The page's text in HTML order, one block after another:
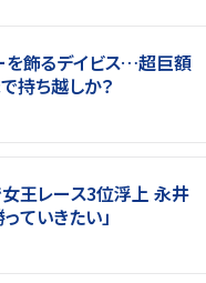
を飾るデイビス…超巨額
持ち越しか？
王レース3位浮上 永井
ていきたい」